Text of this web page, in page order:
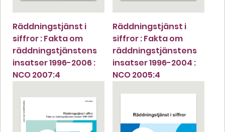
Räddningstjänst i
siffror : Fakta om
räddningstjänstens
insatser 1996-2006 :
NCO 2007:4
Räddningstjänst i
siffror : Fakta om
räddningstjänstens
insatser 1996-2004 :
NCO 2005:4